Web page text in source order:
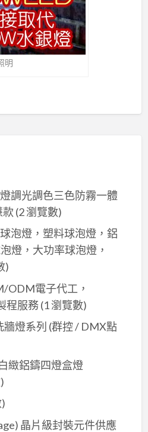
明
調光調色三色防霧一體
款 (2 瀏覽數)
泡燈，塑料球泡燈，鋁
燈，大功率球泡燈，
)
ODM電子代工，
程服務(1 瀏覽數)
燈系列 (群控 / DMX點
緻鋁鑄四燈盒燈
晶片級封裝元件供應